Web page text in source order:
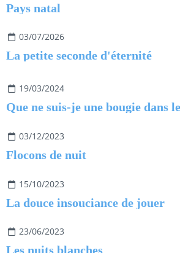
Pays natal
03/07/2026
La petite seconde d'éternité
19/03/2024
Que ne suis-je une bougie dans
03/12/2023
Flocons de nuit
15/10/2023
La douce insouciance de jouer
23/06/2023
Les nuits blanches